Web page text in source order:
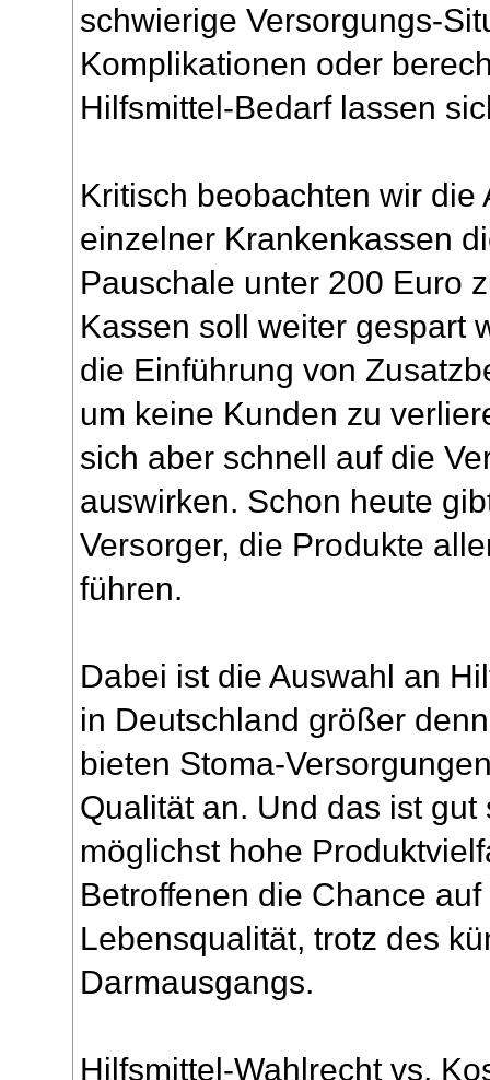
schwierige Versorgungs-
Komplikationen oder
Hilfsmittel-Bedarf lassen
Kritisch beobachten wir die
einzelner Krankenkassen
Pauschale unter 200 Euro
Kassen soll weiter gespart
die Einführung von
um keine Kunden zu
sich aber schnell auf die
auswirken. Schon heute
Versorger, die Produkte
führen.
Dabei ist die Auswahl an
in Deutschland größer
bieten Stoma-
Qualität an. Und das ist
möglichst hohe
Betroffenen die Chance
Lebensqualität, trotz des
Darmausgangs.
Hilfsmittel-Wahlrecht vs.